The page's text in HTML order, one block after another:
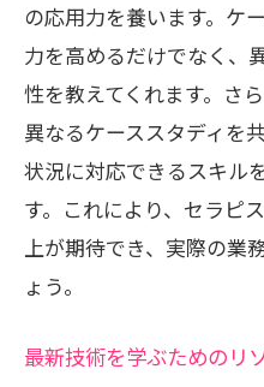
の応用力を養います。ケ
力を高めるだけでなく、
性を教えてくれます。さ
異なるケーススタディを
状況に対応できるスキル
す。これにより、セラピ
上が期待でき、実際の業
ょう。
最新技術を学ぶためのリ